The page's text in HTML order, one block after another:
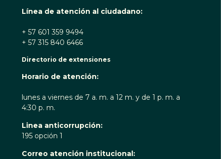
Línea de atención al ciudadano:
+ 57 601 359 9494
+ 57 315 840 6466
Directorio de extensiones
Horario de atención:
lunes a viernes de 7 a. m. a 12 m. y de 1 p. m. a
4:30 p. m.
Linea anticorrupción:
195 opción 1
Correo atención institucional: